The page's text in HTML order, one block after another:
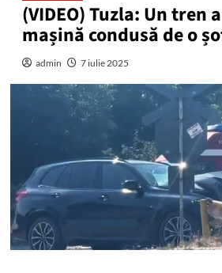
(VIDEO) Tuzla: Un tren
mașină condusă de o
admin 7 iulie 2025